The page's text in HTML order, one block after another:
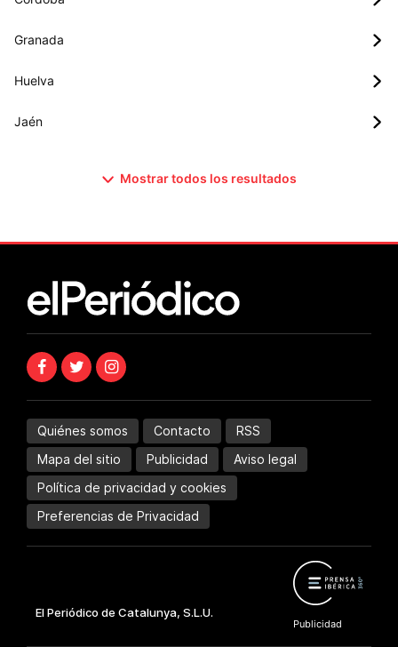
Granada
Huelva
Jaén
Mostrar todos los resultados
Quiénes somos Contacto
RSS
Mapa del sitio
Publicidad
Aviso legal
Política de privacidad y cookies
Preferencias de Privacidad